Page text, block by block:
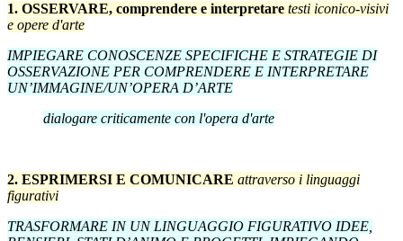
1. OSSERVARE, comprendere e interpretare testi iconico-visivi
e opere d'arte
IMPIEGARE CONOSCENZE SPECIFICHE E STRATEGIE DI
OSSERVAZIONE PER COMPRENDERE E INTERPRETARE
UN’IMMAGINE/UN’OPERA D’ARTE
dialogare criticamente con l'opera d'arte
2. ESPRIMERSI E COMUNICARE attraverso i linguaggi
figurativi
TRASFORMARE IN UN LINGUAGGIO FIGURATIVO IDEE,